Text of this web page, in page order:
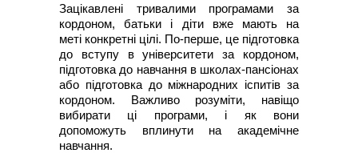
Зацікавлені тривалими програмами за
кордоном, батьки і діти вже мають на
меті конкретні цілі. По-перше, це підготовка
до вступу в університети за кордоном,
підготовка до навчання в школах-пансіонах
або підготовка до міжнародних іспитів за
кордоном. Важливо розуміти, навіщо
вибирати ці програми, і як вони
допоможуть вплинути на академічне
навчання.